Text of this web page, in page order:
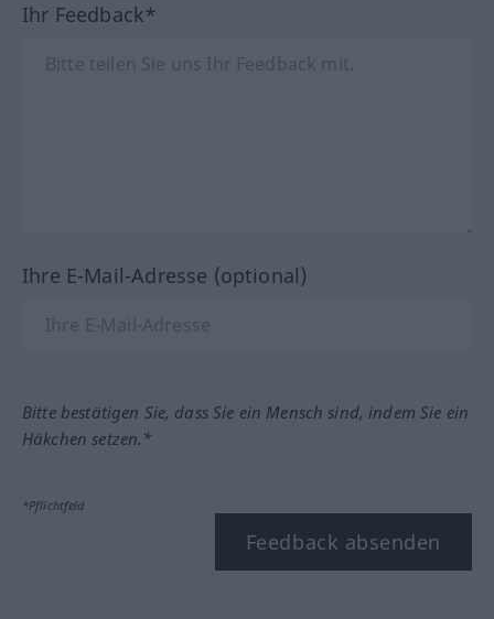
Ihr Feedback*
Ihre E-Mail-Adresse (optional)
Bitte bestätigen Sie, dass Sie ein Mensch sind, indem Sie ein
Häkchen setzen.*
*Pflichtfeld
Feedback absenden